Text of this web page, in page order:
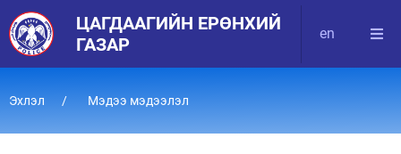
ЦАГДААГИЙН ЕРӨНХИЙ
ГАЗАР
en
Эхлэл Мэдээ мэдээлэл